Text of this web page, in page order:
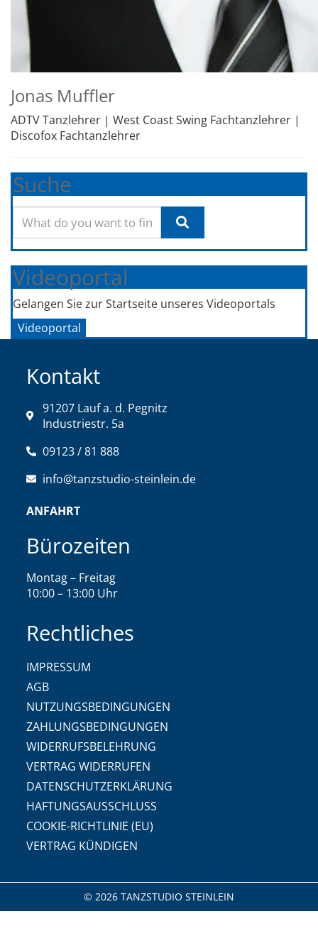
Jonas Muffler
ADTV Tanzlehrer | West Coast Swing Fachtanzlehrer |
Discofox Fachtanzlehrer
Suche
Videoportal
Gelangen Sie zur Startseite unseres Videoportals
Videoportal
Kontakt
91207 Lauf a. d. Pegnitz
Industriestr. 5a
09123 / 81 888
info@tanzstudio-steinlein.de
ANFAHRT
Bürozeiten
Montag – Freitag
10:00 – 13:00 Uhr
Rechtliches
IMPRESSUM
AGB
NUTZUNGSBEDINGUNGEN
ZAHLUNGSBEDINGUNGEN
WIDERRUFSBELEHRUNG
VERTRAG WIDERRUFEN
DATENSCHUTZERKLÄRUNG
HAFTUNGSAUSSCHLUSS
COOKIE-RICHTLINIE (EU)
VERTRAG KÜNDIGEN
© 2026 TANZSTUDIO STEINLEIN